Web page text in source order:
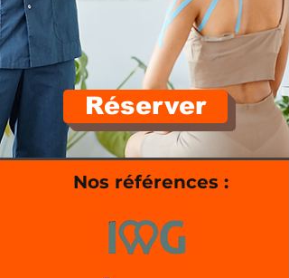
Réserver
Nos références :